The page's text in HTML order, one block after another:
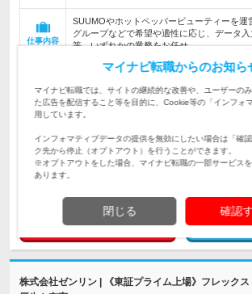
仕事内容
SUUMOやホットペッパービューティーを運
グループなどで希望や適性に応じ、データ
等、いずれかの業務をお任せ
対象と
なる方
高卒以上 *. 20代～30代前半女性活躍中*.産休
職率100% 「ありがとう」の言葉がやりがい
ッタリ♪《ネイルもOK》
設立：1987年6月／従業員数：1,954人／本社所在
地：東京都
求人詳細を見る
株式会社ゼンリン | 《東証プライム上場》フレック
マイナビ転職からのお知ら
マイナビ転職では、サイトの継続的な改善や、ユーザーの
た広告を配信すること等を目的に、Cookie等の「インフォ
用しています。
インフォマティブデータの提供を無効にしたい場合は「確
ク先から停止（オプトアウト）を行うことができます。
※オプトアウトをした場合、マイナビ転職の一部サービス
あります。
閉じる 確認